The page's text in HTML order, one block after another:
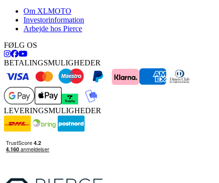
Om XLMOTO
Investorinformation
Arbejde hos Pierce
FØLG OS
BETALINGSMULIGHEDER
LEVERINGSMULIGHEDER